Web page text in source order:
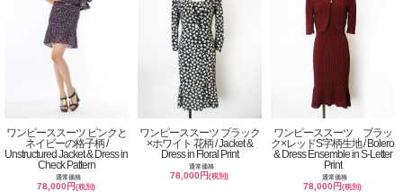
ワンピーススーツ ピンクと
ネイビーの格子柄 /
Unstructured Jacket & Dress in
Check Pattern
通常価格
78,000円(税別)
ワンピーススーツ ブラック
×ホワイト 花柄 / Jacket &
Dress in Floral Print
通常価格
78,000円(税別)
ワンピーススーツ ブラッ
ク×レッドS字柄生地 / Bolero
& Dress Ensemble in S-Letter
Print
通常価格
78,000円(税別)